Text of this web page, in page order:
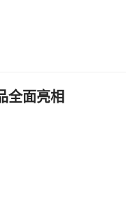
全面亮相